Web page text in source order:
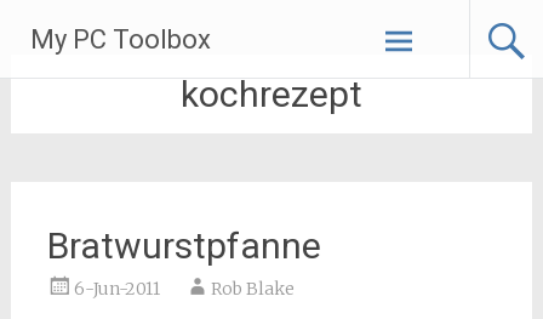
content
My PC Toolbox
kochrezept
Bratwurstpfanne
6-Jun-2011 Rob Blake